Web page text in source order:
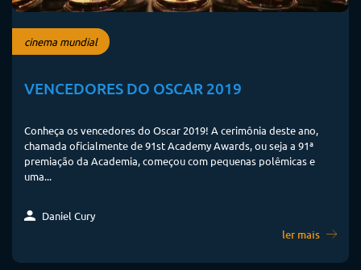
cinema mundial
VENCEDORES DO OSCAR 2019
Conheça os vencedores do Oscar 2019! A cerimônia deste ano,
chamada oficialmente de 91st Academy Awards, ou seja a 91ª
premiação da Academia, começou com pequenas polêmicas e
uma...
Daniel Cury
ler mais